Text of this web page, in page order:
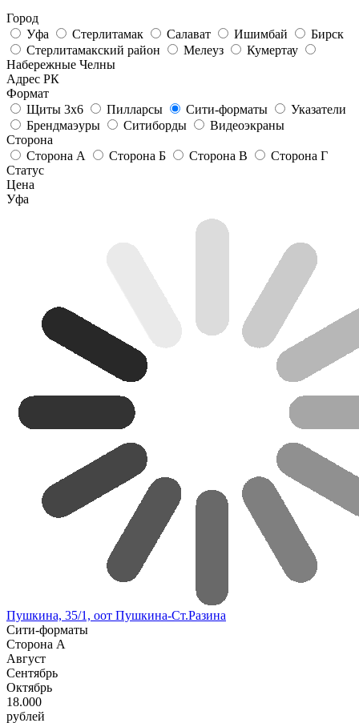
Город
Уфа
Стерлитамак Салават Ишимбай
Бирск
Стерлитамакский район
Мелеуз
Кумертау
Набережные Челны
Адрес РК
Формат
Щиты 3х6
Пилларсы Сити-форматы
Указатели
Брендмаэуры
Ситиборды
Видеоэкраны
Сторона
Сторона А
Сторона Б Сторона В
Сторона Г
Статус
Цена
Уфа
Пушкина, 35/1, оот Пушкина-Ст.Разина
Сити-форматы
Сторона А
Август
Сентябрь
Октябрь
18.000
рублей